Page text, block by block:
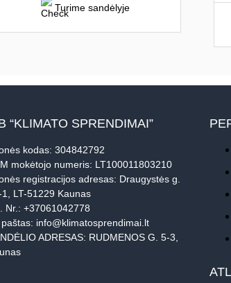
Turime sandėlyje
“KLIMATO SPRENDIMAI”
kodas: 304842792
mokėtojo numeris: LT100011803210
registracijos adresas: Draugystės g.
1, LT-51229 Kaunas
Nr.: +37061042778
paštas: info@klimatosprendimai.lt
ADRESAS: RUDMENOS G. 5-3,